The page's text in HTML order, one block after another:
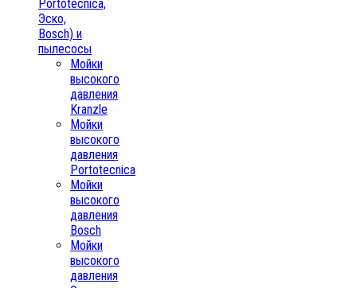
Portotecnica,
Эско,
Bosch) и
пылесосы
Мойки
высокого
давления
Kranzle
Мойки
высокого
давления
Portotecnica
Мойки
высокого
давления
Bosch
Мойки
высокого
давления